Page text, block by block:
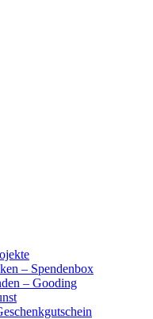
– Spendenbox
– Gooding